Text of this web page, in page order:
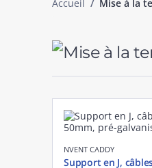
Accueil Mise à la
NVENT CADDY
Support en J,